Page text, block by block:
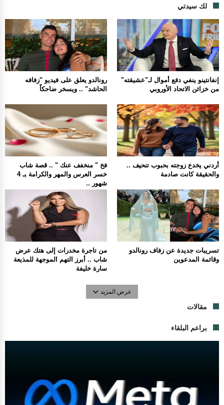
لك سيدتي
رونالدو يعلق على فيديو "زفافه
الحاشد" .. ويسخر ضاحكاً
إنفانتينو ينفي دفع أموال لـ"عشيقته"
من خزائن الاتحاد الأوروبي
فخ " منخفف عنك " .. قصة شاب
خسر العرس والمهر والكرامة بـ 4
شهور ..
أردني يخدع زوجته بحبوب تنحيف ..
والحقيقة كانت صادمة
من تاجرة مخدرات إلى هتك عرض
شاب .. أبرز التهم الموجهة للمذيعة
سارة خليفة
تسريبات جديدة عن زفاف رونالدو
وقائمة المدعوين
عرض المزيد
مقالات
براعم البلقاء